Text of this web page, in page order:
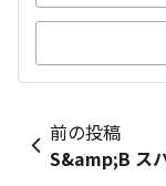
前の投稿